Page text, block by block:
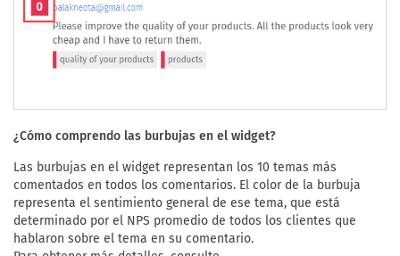
¿Cómo comprendo las burbujas en el widget?
Las burbujas en el widget representan los 10 temas más
comentados en todos los comentarios. El color de la burbuja
representa el sentimiento general de ese tema, que está
determinado por el NPS promedio de todos los clientes que
hablaron sobre el tema en su comentario.